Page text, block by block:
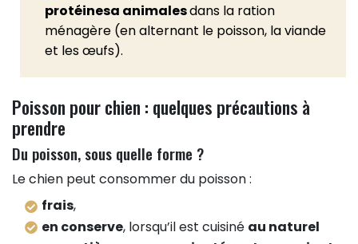
protéinesa animalesdans la ration
ménagère (en alternant le poisson, la viande
et les œufs).
Poisson pour chien : quelques précautions à
prendre
Du poisson, sous quelle forme ?
Le chien peut consommer du poisson :
frais,
en conserve, lorsqu’il est cuisiné au naturel